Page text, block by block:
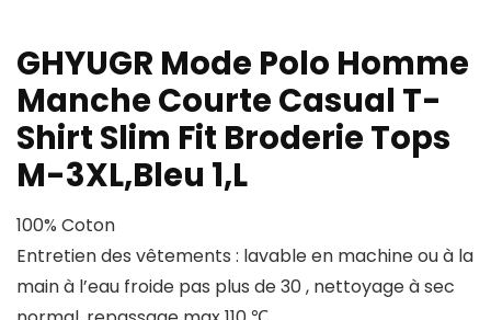
GHYUGR Mode Polo Homme
Manche Courte Casual T-
Shirt Slim Fit Broderie Tops
M-3XL,Bleu 1,L
100% Coton
Entretien des vêtements : lavable en machine ou à la
main à l’eau froide pas plus de 30 , nettoyage à sec